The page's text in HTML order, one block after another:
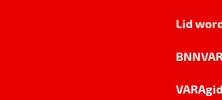
Lid